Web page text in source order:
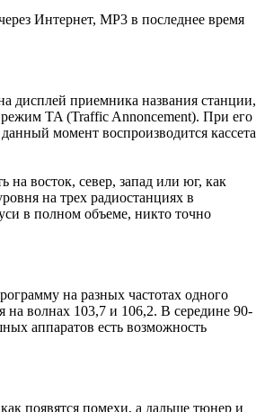
Интернет, MP3 в последнее время
дисплей приемника названия станции,
TA (Traffic Annoncement). При его
момент воспроизводится кассета
восток, север, запад или юг, как
на трех радиостанциях в
в полном объеме, никто точно
на разных частотах одного
на волнах 103,7 и 106,2. В середине 90-
аппаратов есть возможность
появятся помехи, а дальше тюнер и